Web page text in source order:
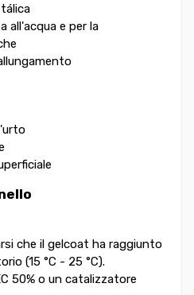
all'acqua e per la
che il gelcoat ha raggiunto
(15 °C - 25 °C).
50% o un catalizzatore